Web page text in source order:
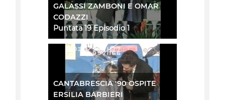
GALASSI ZAMBONI E OMAR
CODAZZI
Puntata 19 Episodio 1
CANTABRESCIA '90 OSPITE
ERSILIA BARBIERI